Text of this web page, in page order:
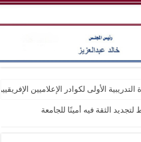
الأولى لكوادر الإعلاميين
لتجديد الثقة فيه أمينًا للجامعة